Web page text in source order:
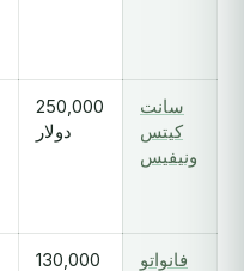
سانت
كيتس
ونيفيس
250,000
دولار
فانواتو
130,000